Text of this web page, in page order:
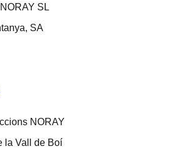
SL
SA
NORAY
la Vall de Boí